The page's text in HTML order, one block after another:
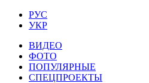
РУС
УКР
ВИДЕО
ФОТО
ПОПУЛЯРНЫЕ
СПЕЦПРОЕКТЫ